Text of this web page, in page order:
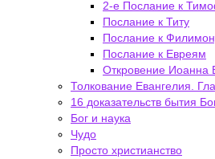
2-е Послание к
Послание к Титу
Послание к
Послание к Евреям
Откровение Иоанна
Толкование Евангелия.
16 доказательств бытия
Бог и наука
Чудо
Просто христианство